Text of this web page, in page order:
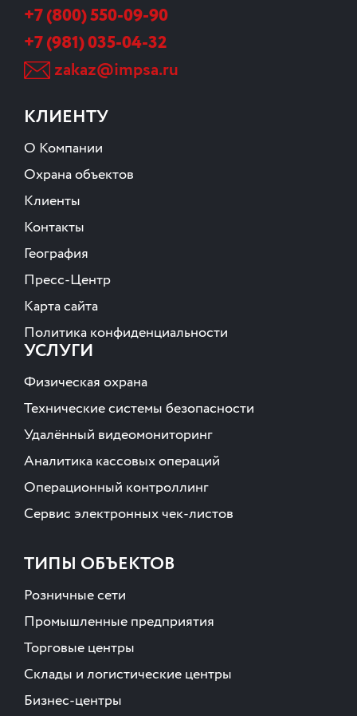
+7 (800) 550-09-90
+7 (981) 035-04-32
zakaz@impsa.ru
КЛИЕНТУ
О Компании
Охрана объектов
Клиенты
Контакты
География
Пресс-Центр
Карта сайта
Политика конфиденциальности
УСЛУГИ
Физическая охрана
Технические системы безопасности
Удалённый видеомониторинг
Аналитика кассовых операций
Операционный контроллинг
Сервис электронных чек-листов
ТИПЫ ОБЪЕКТОВ
Розничные сети
Промышленные предприятия
Торговые центры
Склады и логистические центры
Бизнес-центры